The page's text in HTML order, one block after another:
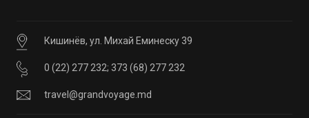
Кишинёв, ул. Михай Еминеску 39
0 (22) 277 232; 373 (68) 277 232
travel@grandvoyage.md